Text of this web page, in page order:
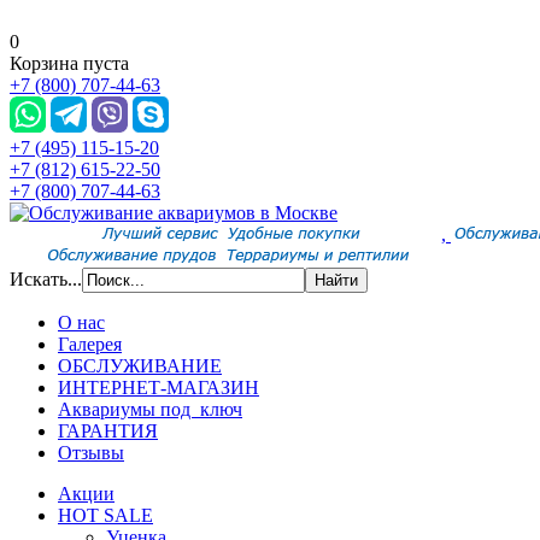
0
Корзина пуста
+7 (800) 707-44-63
+7 (495) 115-15-20
+7 (812) 615-22-50
+7 (800) 707-44-63
,
Искать...
О нас
Галерея
ОБСЛУЖИВАНИЕ
ИНТЕРНЕТ-МАГАЗИН
Аквариумы под ключ
ГАРАНТИЯ
Отзывы
Акции
HOT SALE